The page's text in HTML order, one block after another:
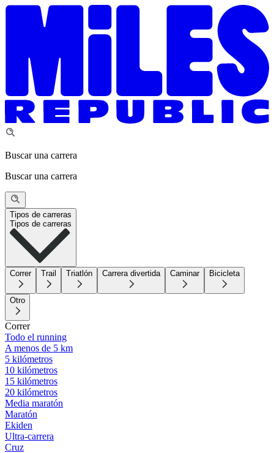
Buscar una carrera
Buscar una carrera
Tipos de carreras
Tipos de carreras
Correr Trail Triatlón Carrera divertida Caminar Bicicleta
Otro
Correr
Todo el running
A menos de 5 km
5 kilómetros
10 kilómetros
15 kilómetros
20 kilómetros
Media maratón
Maratón
Ekiden
Ultra-carrera
Cruz